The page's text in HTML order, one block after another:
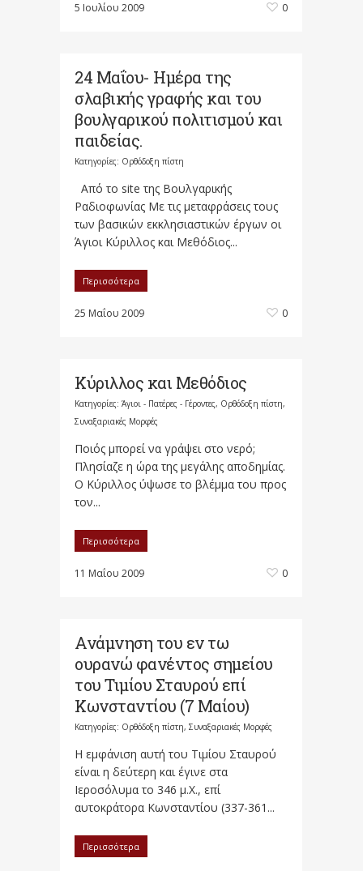
5 Ιουλίου 2009 0
24 Μαΐου- Ημέρα της
σλαβικής γραφής και του
βουλγαρικού πολιτισμού και
παιδείας.
Κατηγορίες: Ορθόδοξη πίστη
Από το site της Βουλγαρικής
Ραδιοφωνίας Με τις μεταφράσεις τους
των βασικών εκκλησιαστικών έργων οι
Άγιοι Κύριλλος και Μεθόδιος...
Περισσότερα
25 Μαΐου 2009 0
Κύριλλος και Μεθόδιος
Κατηγορίες: Άγιοι - Πατέρες - Γέροντες, Ορθόδοξη πίστη,
Συναξαριακές Μορφές
Ποιός μπορεί να γράψει στο νερό;
Πλησίαζε η ώρα της μεγάλης αποδημίας.
Ο Κύριλλος ύψωσε το βλέμμα του προς
τον...
Περισσότερα
11 Μαΐου 2009 0
Ανάμνηση του εν τω
ουρανώ φανέντος σημείου
του Τιμίου Σταυρού επί
Κωνσταντίου (7 Μαίου)
Κατηγορίες: Ορθόδοξη πίστη, Συναξαριακές Μορφές
Η εμφάνιση αυτή του Τιμίου Σταυρού
είναι η δεύτερη και έγινε στα
Ιεροσόλυμα το 346 μ.Χ., επί
αυτοκράτορα Κωνσταντίου (337-361...
Περισσότερα